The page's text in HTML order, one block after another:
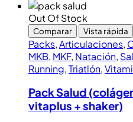
Out Of Stock
Comparar Vista rápida
Packs,Articulaciones,
MKB, MKF, Natación,
Running,Triatlón,
Pack Salud
vitaplus + shaker)